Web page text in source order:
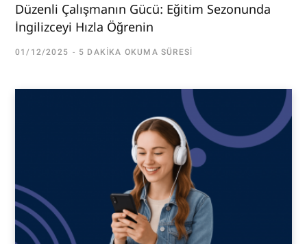
Düzenli Çalışmanın Gücü: Eğitim Sezonunda
İngilizceyi Hızla Öğrenin
01/12/2025 5 DAKIKA OKUMA SÜRESI